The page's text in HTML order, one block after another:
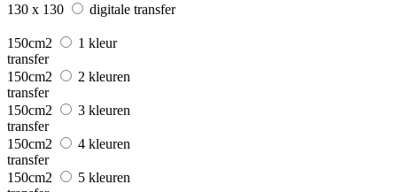
130 x 130
digitale transfer
150cm2
1 kleur
transfer
150cm2
2 kleuren
transfer
150cm2
3 kleuren
transfer
150cm2
4 kleuren
transfer
150cm2
5 kleuren